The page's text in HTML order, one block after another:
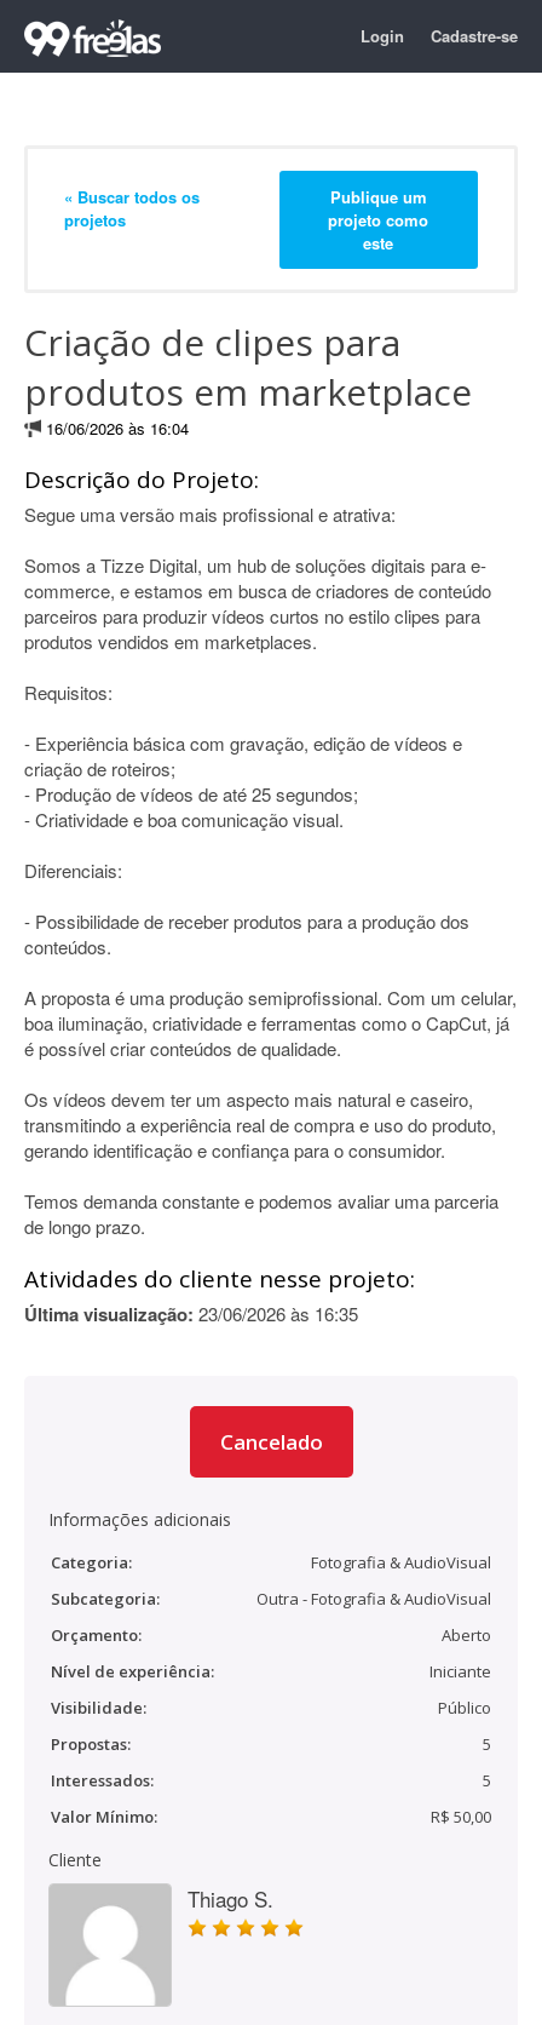
Login Cadastre-se
« Buscar todos os
projetos
Publique um
projeto como
este
Criação de clipes para
produtos em marketplace
16/06/2026 às 16:04
Descrição do Projeto:
Segue uma versão mais profissional e atrativa:
Somos a Tizze Digital, um hub de soluções digitais para e-
commerce, e estamos em busca de criadores de conteúdo
parceiros para produzir vídeos curtos no estilo clipes para
produtos vendidos em marketplaces.
Requisitos:
- Experiência básica com gravação, edição de vídeos e
criação de roteiros;
- Produção de vídeos de até 25 segundos;
- Criatividade e boa comunicação visual.
Diferenciais:
- Possibilidade de receber produtos para a produção dos
conteúdos.
A proposta é uma produção semiprofissional. Com um celular,
boa iluminação, criatividade e ferramentas como o CapCut, já
é possível criar conteúdos de qualidade.
Os vídeos devem ter um aspecto mais natural e caseiro,
transmitindo a experiência real de compra e uso do produto,
gerando identificação e confiança para o consumidor.
Temos demanda constante e podemos avaliar uma parceria
de longo prazo.
Atividades do cliente nesse projeto:
Última visualização: 23/06/2026 às 16:35
Cancelado
Informações adicionais
Categoria:
Fotografia & AudioVisual
Subcategoria:
Outra - Fotografia & AudioVisual
Orçamento:
Aberto
Nível de experiência:
Iniciante
Visibilidade:
Público
Propostas:
5
Interessados:
5
Valor Mínimo:
R$ 50,00
Cliente
Thiago S.